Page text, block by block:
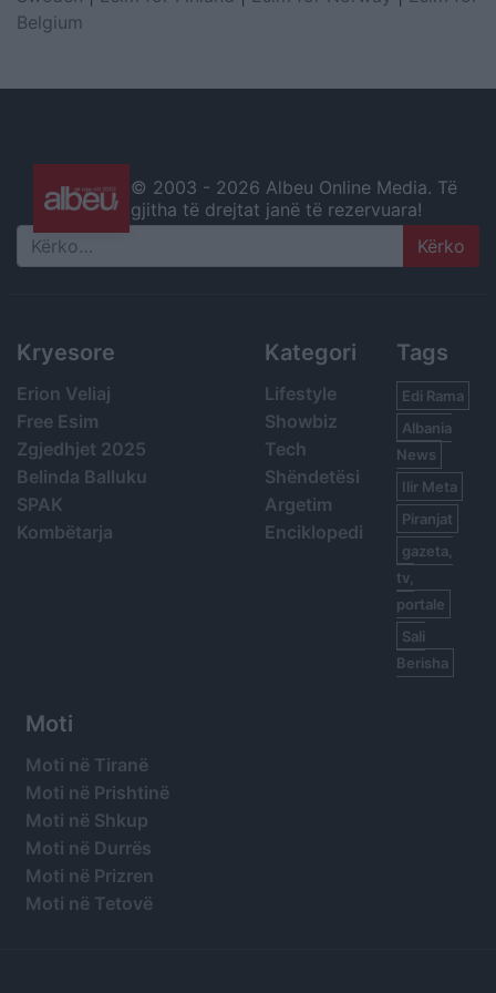
Belgium
© 2003 - 2026 Albeu Online Media. Të
gjitha të drejtat janë të rezervuara!
Search
Kryesore
Erion Veliaj
Free Esim
Zgjedhjet 2025
Belinda Balluku
SPAK
Kombëtarja
Kategori
Lifestyle
Showbiz
Tech
Shëndetësi
Argetim
Enciklopedi
Tags
Edi Rama
Albania
News
Ilir Meta
Piranjat
gazeta,
tv,
portale
Sali
Berisha
Moti
Moti në Tiranë
Moti në Prishtinë
Moti në Shkup
Moti në Durrës
Moti në Prizren
Moti në Tetovë